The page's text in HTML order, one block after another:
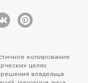
копирование
целях
владельца